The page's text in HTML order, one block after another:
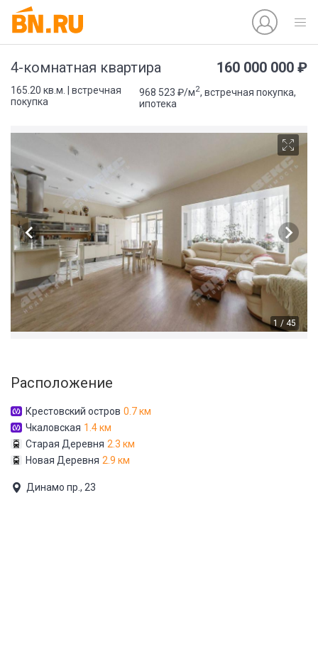
4-комнатная квартира 160 000 000 ₽
165.20 кв.м. | встречная
покупка
968 523 ₽/м2, встречная покупка,
ипотека
1 / 45
Расположение
Крестовский остров 0.7 км
Чкаловская 1.4 км
Старая Деревня 2.3 км
Новая Деревня 2.9 км
Динамо пр., 23